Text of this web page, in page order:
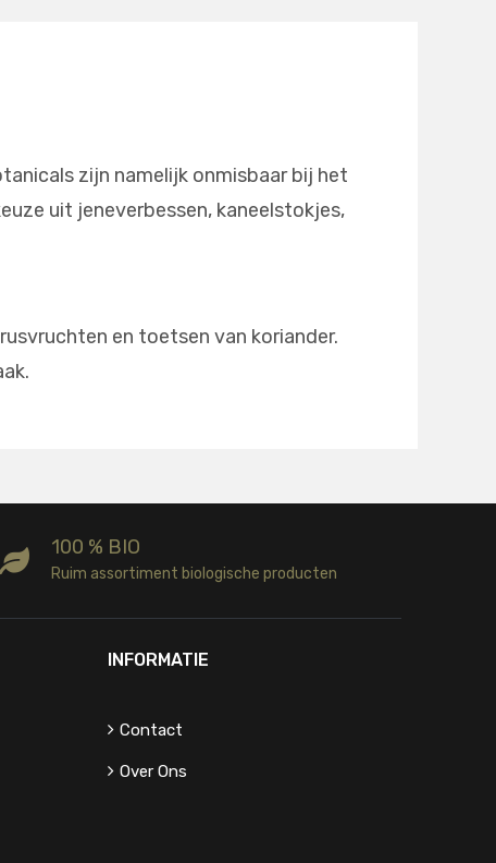
zijn namelijk onmisbaar bij het
uit jeneverbessen, kaneelstokjes,
en toetsen van koriander.
100 % BIO
Ruim assortiment biologische producten
INFORMATIE
Contact
Over Ons